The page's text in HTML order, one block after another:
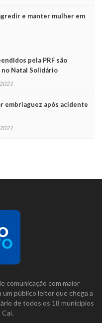
e manter mulher em
pela PRF são
Natal Solidário
embriaguez após acidente
comunicação com maior
um público leitor que chega a
de todos os 18 municípios